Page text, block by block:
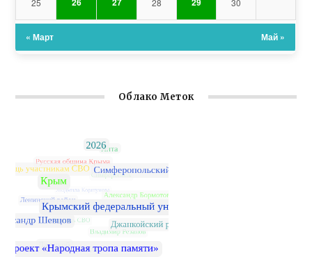
25 28 30
« Март Май »
Облако Меток